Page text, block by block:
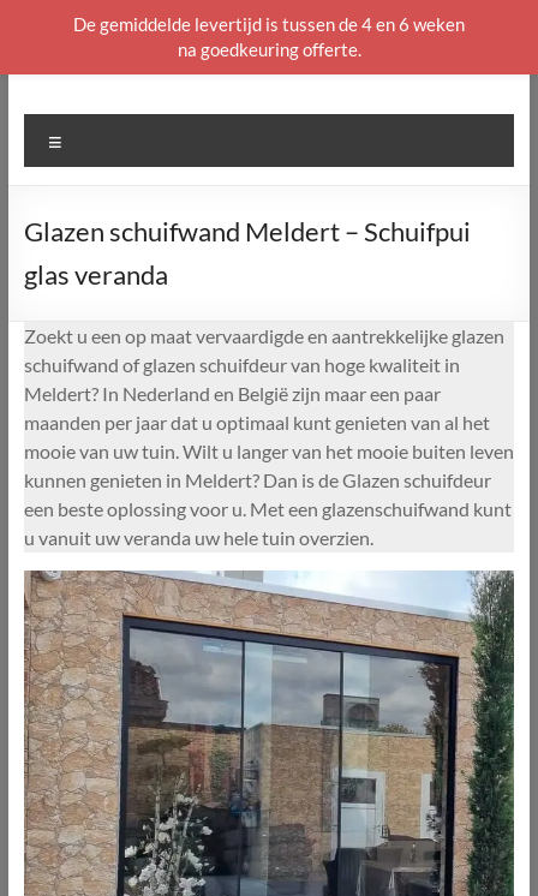
naar
Glazen schuifwand Meldert – Schuifpui
glas veranda
Zoekt u een op maat vervaardigde en aantrekkelijke glazen
schuifwand of glazen schuifdeur van hoge kwaliteit in
Meldert? In Nederland en België zijn maar een paar
maanden per jaar dat u optimaal kunt genieten van al het
mooie van uw tuin. Wilt u langer van het mooie buiten leven
kunnen genieten in Meldert? Dan is de Glazen schuifdeur
een beste oplossing voor u. Met een glazenschuifwand kunt
u vanuit uw veranda uw hele tuin overzien.
De gemiddelde levertijd is tussen de 4 en 6 weken
na goedkeuring offerte.